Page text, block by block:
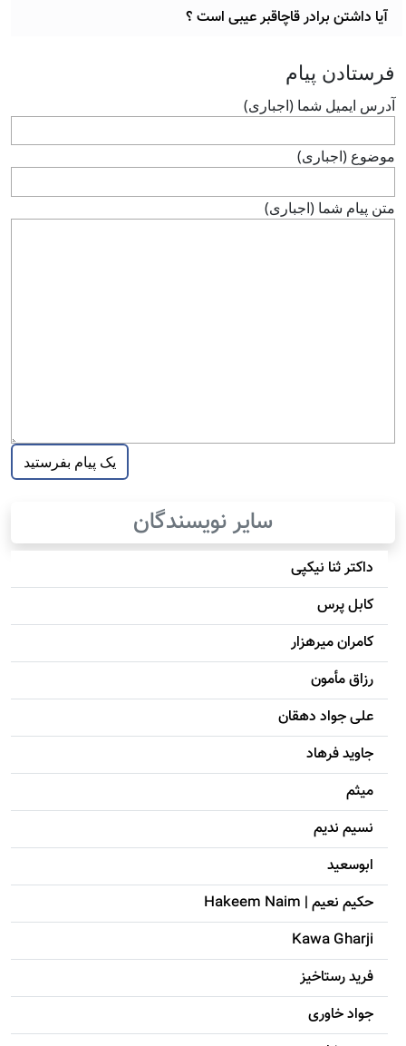
آیا داشتن برادر قاچاقبر عیبی است ؟
فرستادن پيام
آدرس ايميل شما (اجباری)
موضوع (اجباری)
متن پيام شما (اجباری)
سایر نویسندگان
داکتر ثنا نیکپی
کابل پرس
کامران میرهزار
رزاق مأمون
علی جواد دهقان
جاويد فرهاد
میثم
نسیم ندیم
ابوسعيد
حکيم نعيم | Hakeem Naim
Kawa Gharji
فرید رستاخیز
جواد خاوری